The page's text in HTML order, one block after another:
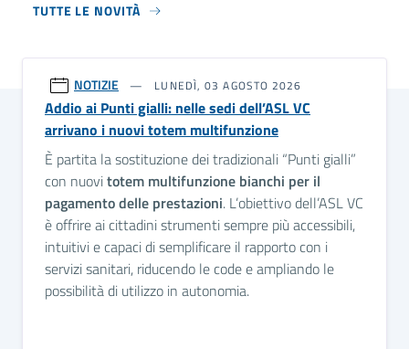
TUTTE LE NOVITÀ
NOTIZIE LUNEDÌ, 03 AGOSTO 2026
Addio ai Punti gialli: nelle sedi dell’ASL VC
arrivano i nuovi totem multifunzione
È partita la sostituzione dei tradizionali “Punti gialli”
con nuovitotem multifunzione bianchi per il
pagamento delle prestazioni. L’obiettivo dell’ASL VC
è offrire ai cittadini strumenti sempre più accessibili,
intuitivi e capaci di semplificare il rapporto con i
servizi sanitari, riducendo le code e ampliando le
possibilità di utilizzo in autonomia.